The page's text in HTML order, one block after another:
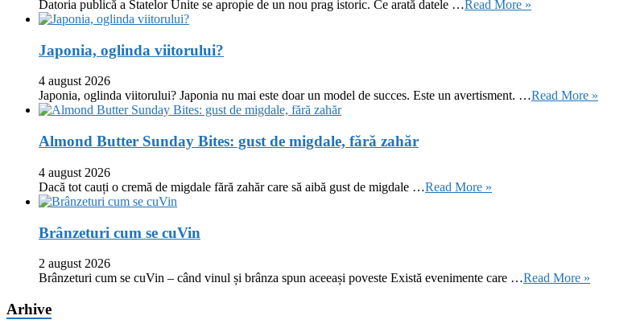
Datoria publică a Statelor Unite se apropie de un nou prag istoric. Ce arată datele …Read More »
Japonia, oglinda viitorului?
4 august 2026
Japonia, oglinda viitorului? Japonia nu mai este doar un model de succes. Este un avertisment. …Read More »
Almond Butter Sunday Bites: gust de migdale, fără zahăr
4 august 2026
Dacă tot cauți o cremă de migdale fără zahăr care să aibă gust de migdale …Read More »
Brânzeturi cum se cuVin
2 august 2026
Brânzeturi cum se cuVin – când vinul și brânza spun aceeași poveste Există evenimente care …Read More »
Arhive